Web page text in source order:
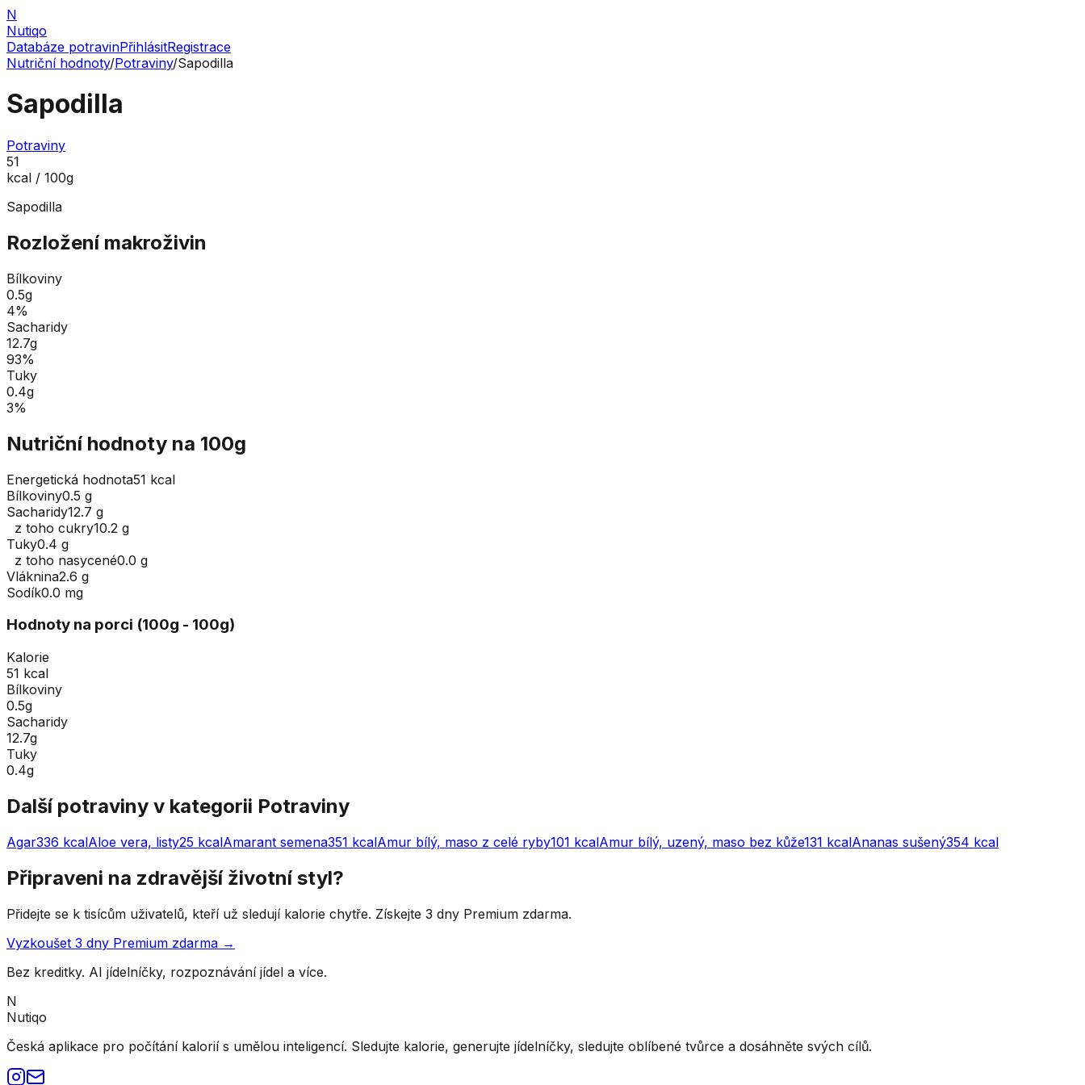
N
Nutiqo
Databáze potravinPřihlásitRegistrace
Nutriční hodnoty/Potraviny/Sapodilla
Sapodilla
Potraviny
51
kcal / 100g
Sapodilla
Rozložení makroživin
Bílkoviny
0.5g
4%
Sacharidy
12.7g
93%
Tuky
0.4g
3%
Nutriční hodnoty na 100g
Energetická hodnota51 kcal
Bílkoviny0.5 g
Sacharidy12.7 g
z toho cukry10.2 g
Tuky0.4 g
z toho nasycené0.0 g
Vláknina2.6 g
Sodík0.0 mg
Hodnoty na porci (100g - 100g)
Kalorie
51 kcal
Bílkoviny
0.5g
Sacharidy
12.7g
Tuky
0.4g
Další potraviny v kategorii Potraviny
Agar336 kcalAloe vera, listy25 kcalAmarant semena351 kcalAmur bílý, maso z celé ryby101 kcalAmur bílý, uzený, maso bez kůže131 kcalAnanas sušený354 kcal
Připraveni na zdravější životní styl?
Přidejte se k tisícům uživatelů, kteří už sledují kalorie chytře. Získejte 3 dny Premium zdarma.
Vyzkoušet 3 dny Premium zdarma →
Bez kreditky. AI jídelníčky, rozpoznávání jídel a více.
N
Nutiqo
Česká aplikace pro počítání kalorií s umělou inteligencí. Sledujte kalorie, generujte jídelníčky, sledujte oblíbené tvůrce a dosáhněte svých cílů.